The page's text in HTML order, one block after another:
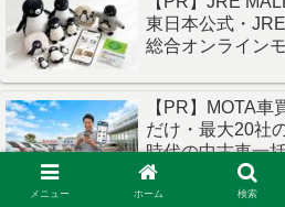
東日本公式・
総合オンライン
【PR】MOTA
だけ・最大20社
時代の中古車一
メニュー ホーム 検索